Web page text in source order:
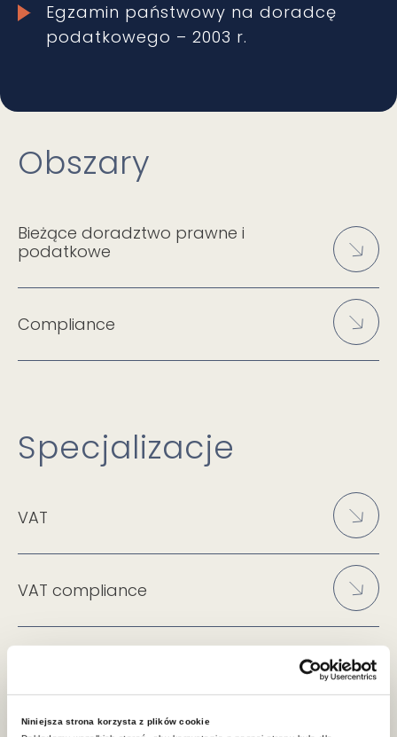
Niniejsza strona korzysta z plików cookie
Egzamin państwowy na doradcę
podatkowego – 2003 r.
Obszary
Bieżące doradztwo prawne i
podatkowe
Compliance
Specjalizacje
VAT
VAT compliance